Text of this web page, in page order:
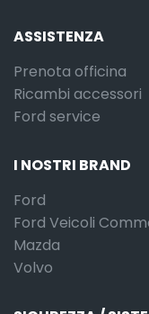
ASSISTENZA
Prenota officina
Ricambi accessori
Ford service
I NOSTRI BRAND
Ford
Ford Veicoli
Mazda
Volvo